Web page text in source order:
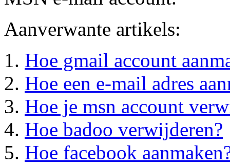
Aanverwante artikels:
Hoe gmail account
Hoe een e-mail adres
Hoe je msn account
Hoe badoo verwijderen?
Hoe facebook